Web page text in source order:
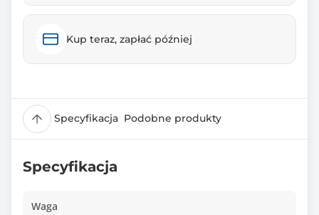
Kup teraz, zapłać później
Specyfikacja Podobne produkty
Specyfikacja
Waga